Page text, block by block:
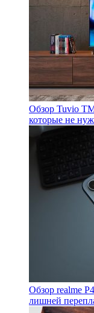
Обзор Tuvio
которые не
Обзор realme
лишней